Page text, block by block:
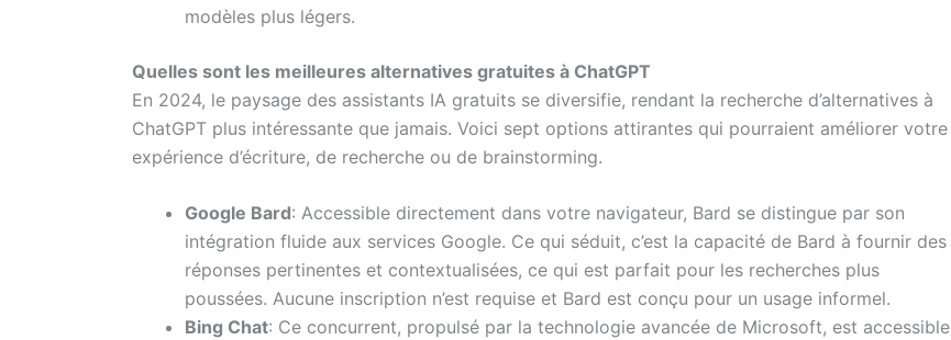
modèles plus légers.
Quelles sont les meilleures alternatives gratuites à ChatGPT
En 2024, le paysage des assistants IA gratuits se diversifie, rendant la recherche d’alternatives à
ChatGPT plus intéressante que jamais. Voici sept options attirantes qui pourraient améliorer votre
expérience d’écriture, de recherche ou de brainstorming.
Google Bard: Accessible directement dans votre navigateur, Bard se distingue par son
intégration fluide aux services Google. Ce qui séduit, c’est la capacité de Bard à fournir des
réponses pertinentes et contextualisées, ce qui est parfait pour les recherches plus
poussées. Aucune inscription n’est requise et Bard est conçu pour un usage informel.
Bing Chat: Ce concurrent, propulsé par la technologie avancée de Microsoft, est accessible